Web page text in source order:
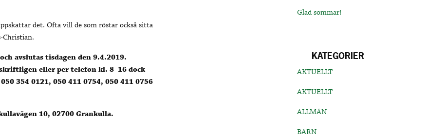
det. Ofta vill de som röstar också sitta
Christian.
avslutas tisdagen den 9.4.2019.
eller per telefon kl. 8–16 dock
354 0121, 050 411 0754, 050 411 0756
10, 02700 Grankulla.
Glad sommar!
KATEGORIER
AKTUELLT
AKTUELLT
ALLMÄN
BARN